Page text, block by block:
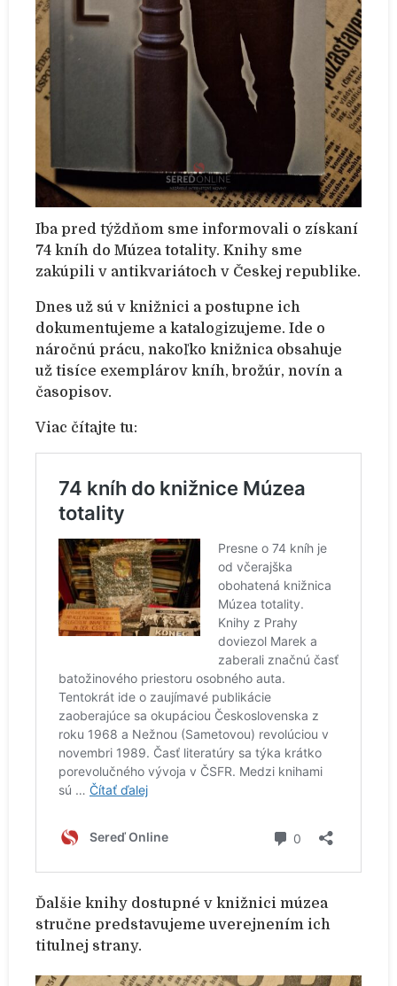
Iba pred týždňom sme informovali o získaní
74 kníh do Múzea totality. Knihy sme
zakúpili v antikvariátoch v Českej republike.
Dnes už sú v knižnici a postupne ich
dokumentujeme a katalogizujeme. Ide o
náročnú prácu, nakoľko knižnica obsahuje
už tisíce exemplárov kníh, brožúr, novín a
časopisov.
Viac čítajte tu:
Ďalšie knihy dostupné v knižnici múzea
stručne predstavujeme uverejnením ich
titulnej strany.